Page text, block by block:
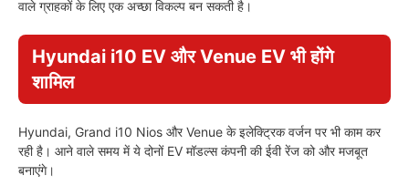
वाले ग्राहकों के लिए एक अच्छा विकल्प बन सकती है।
Hyundai i10 EV और Venue EV भी होंगे
शामिल
Hyundai, Grand i10 Nios और Venue के इलेक्ट्रिक वर्जन पर भी काम कर
रही है। आने वाले समय में ये दोनों EV मॉडल्स कंपनी की ईवी रेंज को और मजबूत
बनाएंगे।